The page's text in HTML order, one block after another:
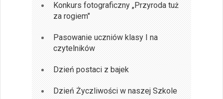
Konkurs fotograficzny „Przyroda tuż
za rogiem"
Pasowanie uczniów klasy I na
czytelników
Dzień postaci z bajek
Dzień Życzliwości w naszej Szkole